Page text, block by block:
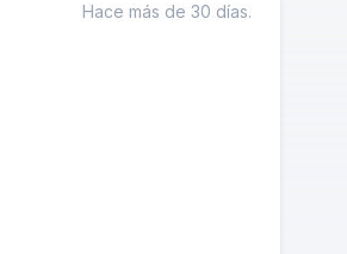
Hace más de 30 días.